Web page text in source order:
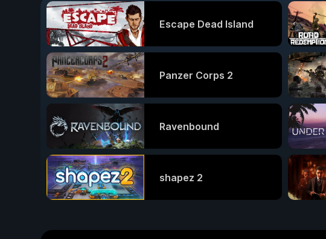
Escape Dead Island
Panzer Corps 2
Ravenbound
shapez 2